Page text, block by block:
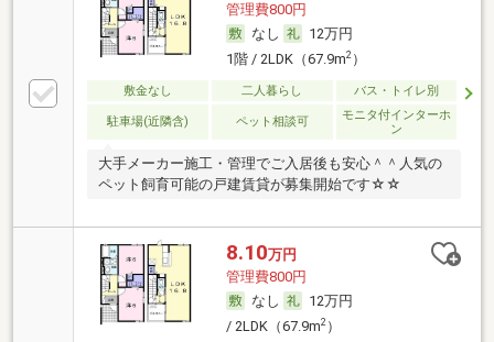
管理費800円
なし
12万円
1階 / 2LDK（67.9m2）
敷金なし 二人暮らし バス・トイレ別
駐車場(近隣含) ペット相談可
モニタ付インターホ
ン
大手メーカー施工・管理でご入居後も安心＾＾人気の
ペット飼育可能の戸建賃貸が募集開始です☆☆
8.10万円
管理費800円
なし
12万円
/ 2LDK（67.9m2）